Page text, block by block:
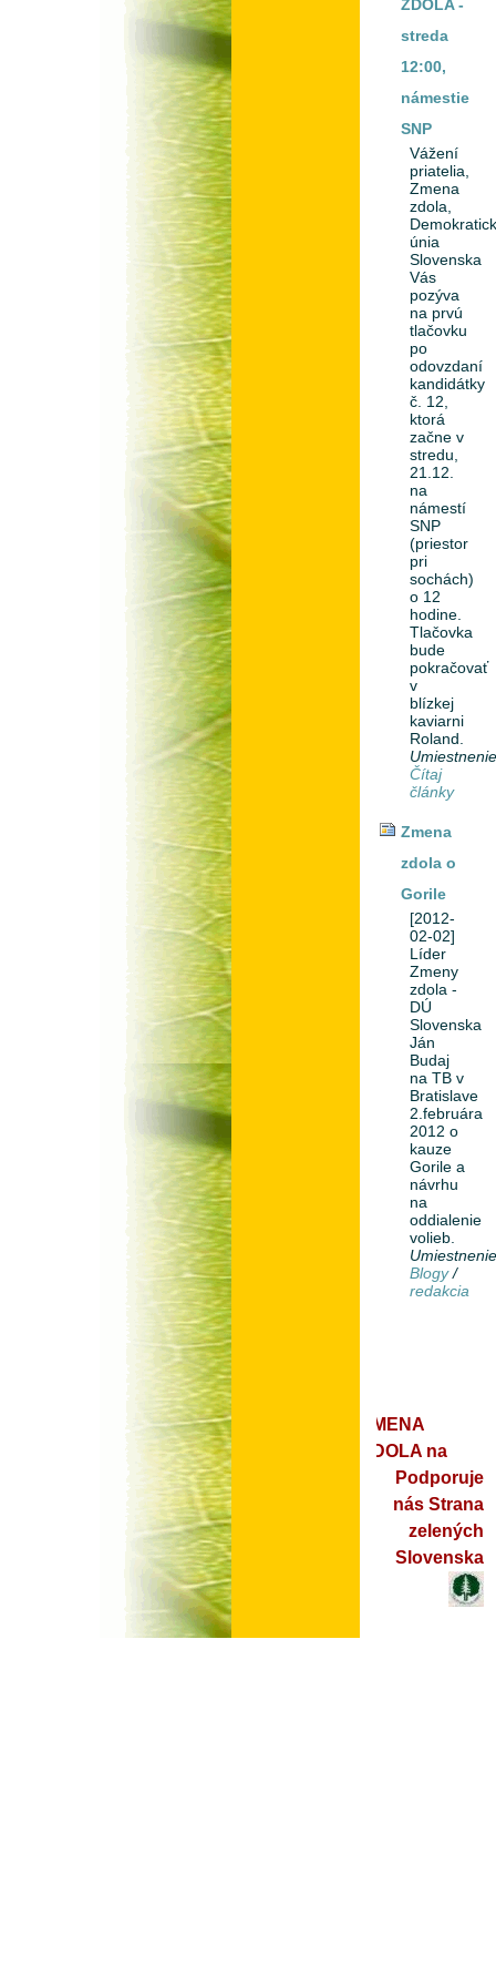
ZDOLA -
streda
12:00,
námestie
SNP
Vážení
priatelia,
Zmena
zdola,
únia
Slovenska
Vás
pozýva
na prvú
tlačovku
po
odovzdaní
kandidátky
č. 12,
ktorá
začne v
stredu,
21.12.
na
námestí
SNP
(priestor
pri
sochách)
o 12
hodine.
Tlačovka
bude
pokračovať
v
blízkej
kaviarni
Roland.
Čítaj
články
Zmena
zdola o
Gorile
[2012-
02-02]
Líder
Zmeny
zdola -
DÚ
Slovenska
Ján
Budaj
na TB v
Bratislave
2.februára
2012 o
kauze
Gorile a
návrhu
na
oddialenie
volieb.
Blogy /
redakcia
ZMENA
ZDOLA na
Podporuje
nás Strana
zelených
Slovenska